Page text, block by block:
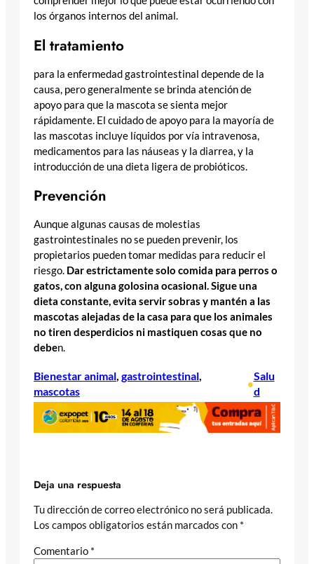
los órganos internos del animal.
El tratamiento
para la enfermedad gastrointestinal depende de la
causa, pero generalmente se brinda atención de
apoyo para que la mascota se sienta mejor
rápidamente. El cuidado de apoyo para la mayoría de
las mascotas incluye líquidos por vía intravenosa,
medicamentos para las náuseas y la diarrea, y la
introducción de una dieta ligera de probióticos.
Prevención
Aunque algunas causas de molestias
gastrointestinales no se pueden prevenir, los
propietarios pueden tomar medidas para reducir el
riesgo. Dar estrictamente solo comida para perros o
gatos, con alguna golosina ocasional. Sigue una
dieta constante, evita servir sobras y mantén a las
mascotas alejadas de la casa para que los animales
no tiren desperdicios ni mastiquen cosas que no
deben.
Bienestar animal, gastrointestinal
mascotas
•
Salu
d
Deja una respuesta
Tu dirección de correo electrónico no será publicada.
Los campos obligatorios están marcados con *
Comentario *